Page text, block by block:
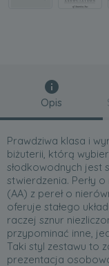
Opis
Prawdziwa klasa i
biżuterii, którą
słodkowodnych jest
stwierdzenia. Perły
(AA) z pereł o
oferuje stałego
raczej sznur
przypominać inne,
Taki styl zestawu to
prezentacja